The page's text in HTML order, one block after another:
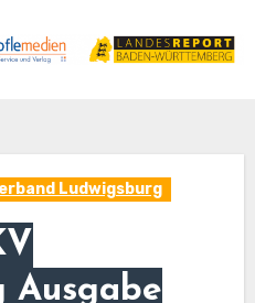
Ludwigsburg
Ausgabe